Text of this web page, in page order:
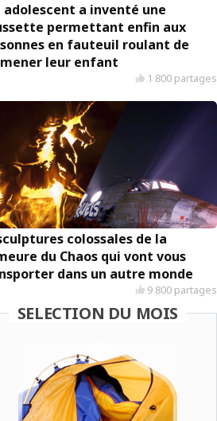
adolescent a inventé une
permettant enfin aux
en fauteuil roulant de
leur enfant
1 800 partages
colossales de la
du Chaos qui vont vous
dans un autre monde
9 800 partages
SELECTION DU MOIS